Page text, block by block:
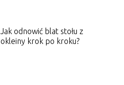
Jak odnowić blat stołu z
okleiny krok po kroku?